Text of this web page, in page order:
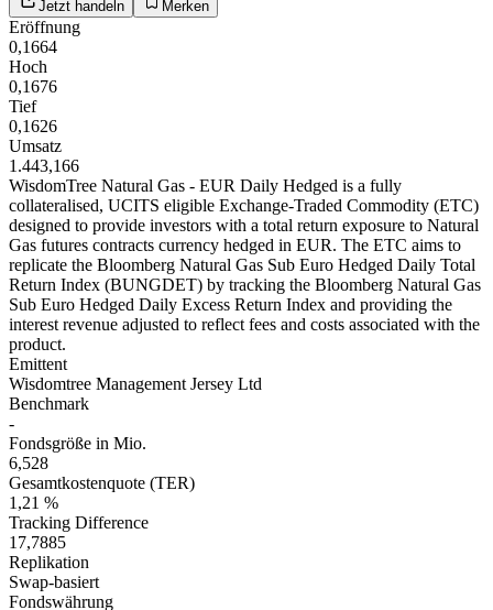
Jetzt handeln Merken
Eröffnung
0,1664
Hoch
0,1676
Tief
0,1626
Umsatz
1.443,166
WisdomTree Natural Gas - EUR Daily Hedged is a fully
collateralised, UCITS eligible Exchange-Traded Commodity (ETC)
designed to provide investors with a total return exposure to Natural
Gas futures contracts currency hedged in EUR. The ETC aims to
replicate the Bloomberg Natural Gas Sub Euro Hedged Daily Total
Return Index (BUNGDET) by tracking the Bloomberg Natural Gas
Sub Euro Hedged Daily Excess Return Index and providing the
interest revenue adjusted to reflect fees and costs associated with the
product.
Emittent
Wisdomtree Management Jersey Ltd
Benchmark
-
Fondsgröße in Mio.
6,528
Gesamtkostenquote (TER)
1,21 %
Tracking Difference
17,7885
Replikation
Swap-basiert
Fondswährung